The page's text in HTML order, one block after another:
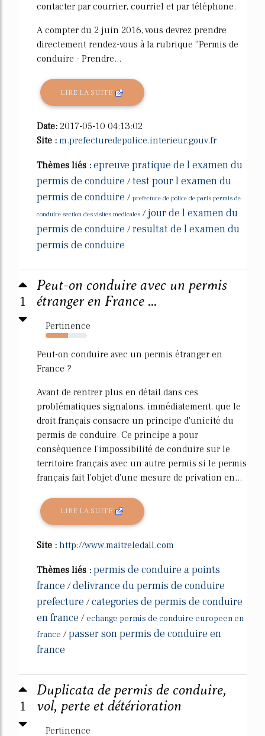
contacter par courrier, courriel et par téléphone.
A compter du 2 juin 2016, vous devrez prendre
directement rendez-vous à la rubrique ''Permis de
conduire - Prendre...
LIRE LA SUITE
Date: 2017-05-10 04:13:02
Site : m.prefecturedepolice.interieur.gouv.fr
Thèmes liés : epreuve pratique de l examen du
permis de conduire /test pour l examen du
permis de conduire / prefecture de police de paris permis de
conduire section des visites medicales /jour de l examen du
permis de conduire /resultat de l examen du
permis de conduire
1
Peut-on conduire avec un permis
étranger en France ...
Pertinence
54%
Peut-on conduire avec un permis étranger en
France ?
Avant de rentrer plus en détail dans ces
problématiques signalons, immédiatement, que le
droit français consacre un principe d'unicité du
permis de conduire. Ce principe a pour
conséquence l'impossibilité de conduire sur le
territoire français avec un autre permis si le permis
français fait l'objet d'une mesure de privation en...
LIRE LA SUITE
Site : http://www.maitreledall.com
Thèmes liés : permis de conduire a points
france /delivrance du permis de conduire
prefecture /categories de permis de conduire
en france / echange permis de conduire europeen en
france /passer son permis de conduire en
france
1
Duplicata de permis de conduire,
vol, perte et détérioration
Pertinence